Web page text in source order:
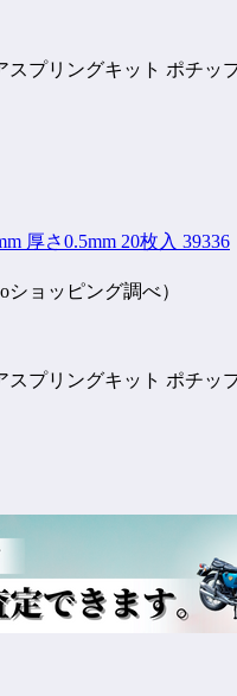
ポチッ
厚さ0.5mm 20枚入 39336
ショッピング調べ）
ポチッ